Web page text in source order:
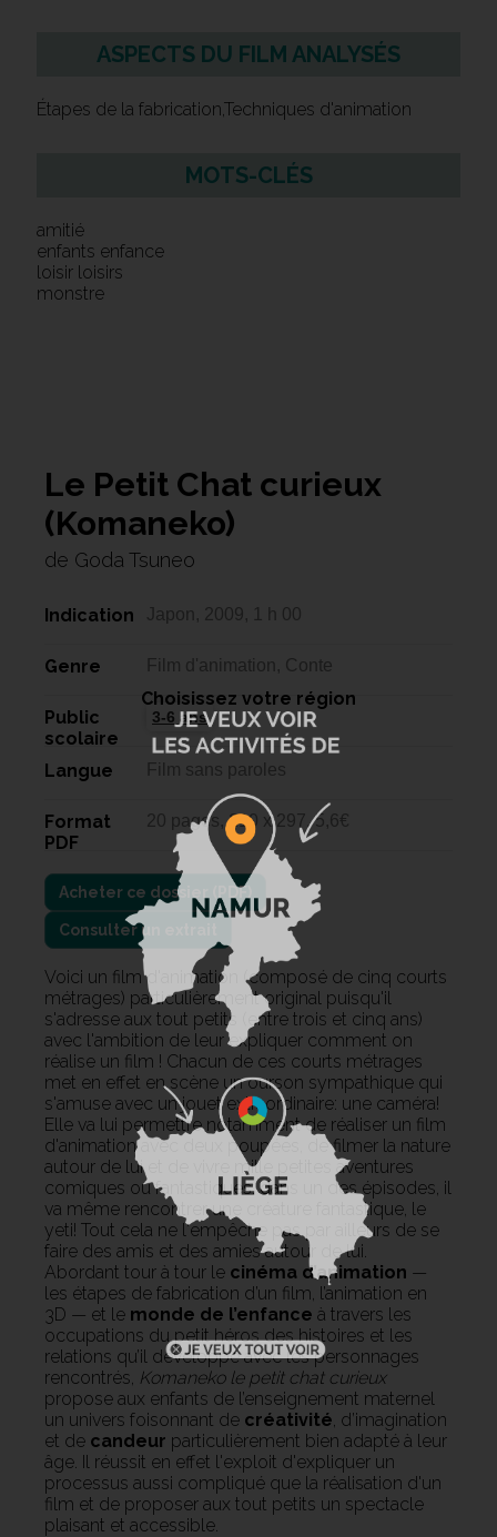
ASPECTS DU FILM ANALYSÉS
Étapes de la fabrication,Techniques d'animation
MOTS-CLÉS
amitié
enfants enfance
loisir loisirs
monstre
Le Petit Chat curieux
(Komaneko)
de Goda Tsuneo
Indication Japon, 2009, 1 h 00
Genre Film d'animation, Conte
Public
scolaire
3-6 ans
Langue Film sans paroles
Format
PDF
20 pages, 210 x 297, 5,6€
Consulter un extrait
Voici un film d'animation (composé de cinq courts
métrages) particulièrement original puisqu'il
s'adresse aux tout petits (entre trois et cinq ans)
avec l'ambition de leur expliquer comment on
réalise un film ! Chacun de ces courts métrages
met en effet en scène un ourson sympathique qui
s'amuse avec un jouet extraordinaire: une caméra!
Elle va lui permettre notamment de réaliser un film
d'animation avec deux poupées, de filmer la nature
autour de lui et de vivre mille petites aventures
comiques ou fantastiques: dans un des épisodes, il
va même rencontrer une créature fantastique, le
yeti! Tout cela ne l'empêche pas par ailleurs de se
faire des amis et des amies autour de lui.
Abordant tour à tour le cinéma d’animation —
les étapes de fabrication d’un film, l’animation en
3D — et le monde de l’enfance à travers les
occupations du petit héros des histoires et les
relations qu’il développe avec les personnages
rencontrés, Komaneko le petit chat curieux
propose aux enfants de l’enseignement maternel
un univers foisonnant de créativité, d’imagination
et de candeur particulièrement bien adapté à leur
âge. Il réussit en effet l'exploit d'expliquer un
processus aussi compliqué que la réalisation d'un
film et de proposer aux tout petits un spectacle
plaisant et accessible.
Choisissez votre région